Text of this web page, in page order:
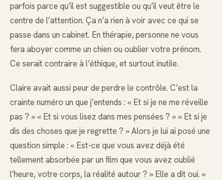
parfois parce qu’il est suggestible ou qu’il veut être le
centre de l’attention. Ça n’a rien à voir avec ce qui se
passe dans un cabinet. En thérapie, personne ne vous
fera aboyer comme un chien ou oublier votre prénom.
Ce serait contraire à l’éthique, et surtout inutile.
Claire avait aussi peur de perdre le contrôle. C’est la
crainte numéro un que j’entends : « Et si je ne me réveille
pas ? » « Et si vous lisez dans mes pensées ? » « Et si je
dis des choses que je regrette ? » Alors je lui ai posé une
question simple : « Est-ce que vous avez déjà été
tellement absorbée par un film que vous avez oublié
l’heure, votre corps, la réalité autour ? » Elle a dit oui. «